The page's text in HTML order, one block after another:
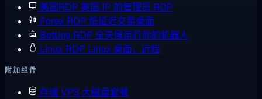
美国RDP 美国 IP 的管理员 RDP
Forex RDP 低延迟交易桌面
Botting RDP 全天候运行你的机器人
Linux RDP Linux 桌面，远程
附加组件
存储 VPS 大磁盘套餐